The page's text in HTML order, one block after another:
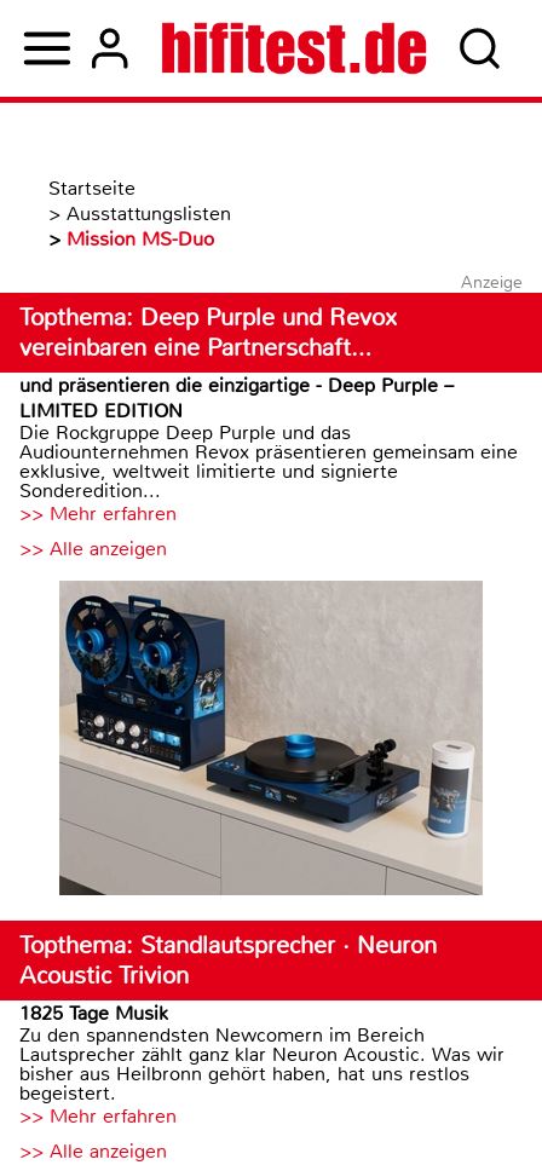
Startseite
> Ausstattungslisten
> Mission MS-Duo
Anzeige
Topthema: Deep Purple und Revox
vereinbaren eine Partnerschaft…
und präsentieren die einzigartige - Deep Purple –
LIMITED EDITION
Die Rockgruppe Deep Purple und das
Audiounternehmen Revox präsentieren gemeinsam eine
exklusive, weltweit limitierte und signierte
Sonderedition...
>> Mehr erfahren
>> Alle anzeigen
Topthema: Standlautsprecher · Neuron
Acoustic Trivion
1825 Tage Musik
Zu den spannendsten Newcomern im Bereich
Lautsprecher zählt ganz klar Neuron Acoustic. Was wir
bisher aus Heilbronn gehört haben, hat uns restlos
begeistert.
>> Mehr erfahren
>> Alle anzeigen